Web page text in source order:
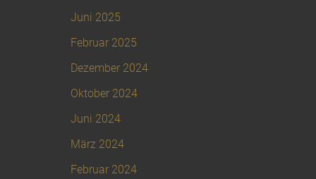
Juni 2025
Februar 2025
Dezember 2024
Oktober 2024
Juni 2024
März 2024
Februar 2024